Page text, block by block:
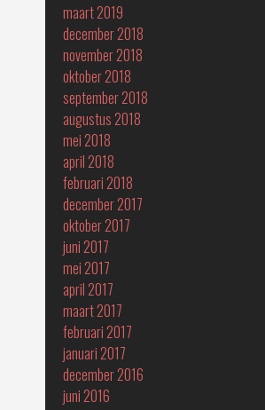
maart 2019
december 2018
november 2018
oktober 2018
september 2018
augustus 2018
mei 2018
april 2018
februari 2018
december 2017
oktober 2017
juni 2017
mei 2017
april 2017
maart 2017
februari 2017
januari 2017
december 2016
juni 2016